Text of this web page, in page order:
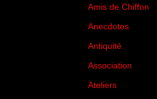
Amis de Chiffon
Anecdotes
Antiquité
Association
Ateliers